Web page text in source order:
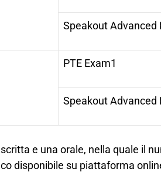
Speakout Advanced
PTE Exam1
Speakout Advanced
e una orale, nella quale il
disponibile su piattaforma